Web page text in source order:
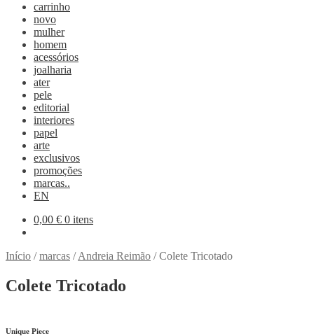
carrinho
novo
mulher
homem
acessórios
joalharia
ater
pele
editorial
interiores
papel
arte
exclusivos
promoções
marcas..
EN
0,00 € 0 itens
Início /marcas /Andreia Reimão /Colete Tricotado
Colete Tricotado
Unique Piece